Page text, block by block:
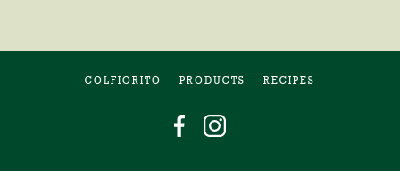
COLFIORITO PRODUCTS RECIPES